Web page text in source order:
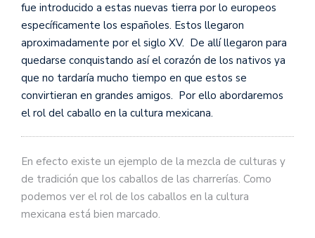
fue introducido a estas nuevas tierra por lo europeos
específicamente los españoles. Estos llegaron
aproximadamente por el siglo XV. De allí llegaron para
quedarse conquistando así el corazón de los nativos ya
que no tardaría mucho tiempo en que estos se
convirtieran en grandes amigos. Por ello abordaremos
el rol del caballo en la cultura mexicana.
En efecto existe un ejemplo de la mezcla de culturas y
de tradición que los caballos de las charrerías. Como
podemos ver el rol de los caballos en la cultura
mexicana está bien marcado.